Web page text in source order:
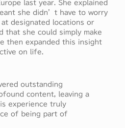
last year. She explained
she didn’t have to worry
designated locations or
that she could simply make
then expanded this insight
on life.
outstanding
content, leaving a
experience truly
of being part of